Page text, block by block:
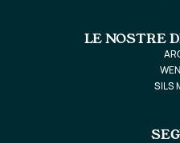
LE NOSTRE
SILS